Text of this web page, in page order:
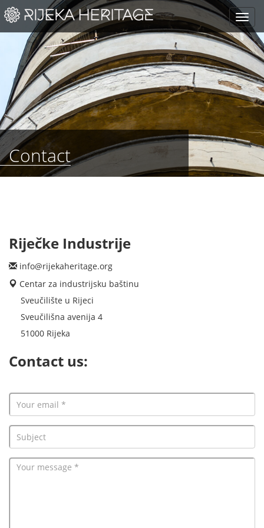
Contact
Riječke Industrije
info@rijekaheritage.org
Centar za industrijsku baštinu
Sveučilište u Rijeci
Sveučilišna avenija 4
51000 Rijeka
Contact us: